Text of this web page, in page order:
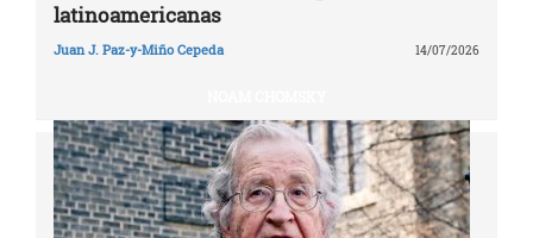
latinoamericanas
Juan J. Paz-y-Miño Cepeda 14/07/2026